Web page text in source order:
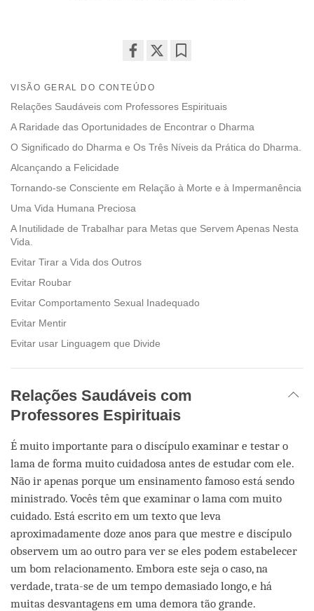
on
facebook
VISÃO GERAL DO CONTEÚDO
Relações Saudáveis com Professores Espirituais
A Raridade das Oportunidades de Encontrar o Dharma
O Significado do Dharma e Os Três Níveis da Prática do Dharma.
Alcançando a Felicidade
Tornando-se Consciente em Relação à Morte e à Impermanência
Uma Vida Humana Preciosa
A Inutilidade de Trabalhar para Metas que Servem Apenas Nesta
Vida.
Evitar Tirar a Vida dos Outros
Evitar Roubar
Evitar Comportamento Sexual Inadequado
Evitar Mentir
Evitar usar Linguagem que Divide
Relações Saudáveis com
Professores Espirituais
É muito importante para o discípulo examinar e testar o
lama de forma muito cuidadosa antes de estudar com ele.
Não ir apenas porque um ensinamento famoso está sendo
ministrado. Vocês têm que examinar o lama com muito
cuidado. Está escrito em um texto que leva
aproximadamente doze anos para que mestre e discípulo
observem um ao outro para ver se eles podem estabelecer
um bom relacionamento. Embora este seja o caso, na
verdade, trata-se de um tempo demasiado longo, e há
muitas desvantagens em uma demora tão grande.